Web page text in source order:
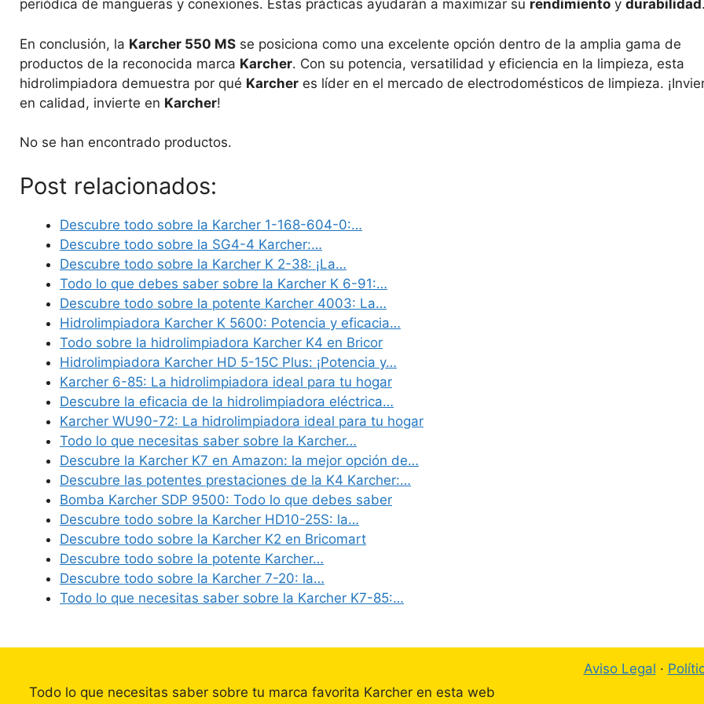
periódica de mangueras y conexiones. Estas prácticas ayudarán a maximizar su rendimiento y durabilidad.
En conclusión, la Karcher 550 MS se posiciona como una excelente opción dentro de la amplia gama de
productos de la reconocida marca Karcher. Con su potencia, versatilidad y eficiencia en la limpieza, esta
hidrolimpiadora demuestra por qué Karcher es líder en el mercado de electrodomésticos de limpieza.
en calidad, invierte en Karcher!
No se han encontrado productos.
Post relacionados:
Descubre todo sobre la Karcher 1-168-604-0:…
Descubre todo sobre la SG4-4 Karcher:…
Descubre todo sobre la Karcher K 2-38: ¡La…
Todo lo que debes saber sobre la Karcher K 6-91:…
Descubre todo sobre la potente Karcher 4003: La…
Hidrolimpiadora Karcher K 5600: Potencia y eficacia…
Todo sobre la hidrolimpiadora Karcher K4 en Bricor
Hidrolimpiadora Karcher HD 5-15C Plus: ¡Potencia y…
Karcher 6-85: La hidrolimpiadora ideal para tu hogar
Descubre la eficacia de la hidrolimpiadora eléctrica…
Karcher WU90-72: La hidrolimpiadora ideal para tu hogar
Todo lo que necesitas saber sobre la Karcher…
Descubre la Karcher K7 en Amazon: la mejor opción de…
Descubre las potentes prestaciones de la K4 Karcher:…
Bomba Karcher SDP 9500: Todo lo que debes saber
Descubre todo sobre la Karcher HD10-25S: la…
Descubre todo sobre la Karcher K2 en Bricomart
Descubre todo sobre la potente Karcher…
Descubre todo sobre la Karcher 7-20: la…
Todo lo que necesitas saber sobre la Karcher K7-85:…
Todo lo que necesitas saber sobre tu marca favorita Karcher en esta web
Aviso Legal ·